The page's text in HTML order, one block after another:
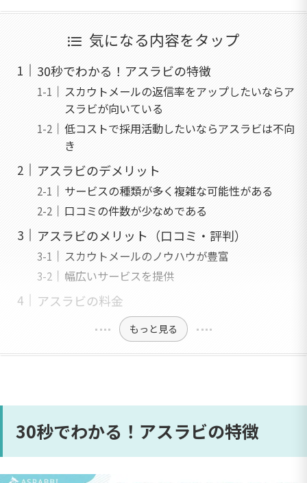
気になる内容をタップ
30秒でわかる！アスラビの特徴
スカウトメールの返信率をアップしたいならア
スラビが向いている
低コストで採用活動したいならアスラビは不向
き
アスラビのデメリット
サービスの種類が多く複雑な可能性がある
口コミの件数が少なめである
アスラビのメリット（口コミ・評判）
スカウトメールのノウハウが豊富
幅広いサービスを提供
アスラビの料金
もっと見る
30秒でわかる！アスラビの特徴